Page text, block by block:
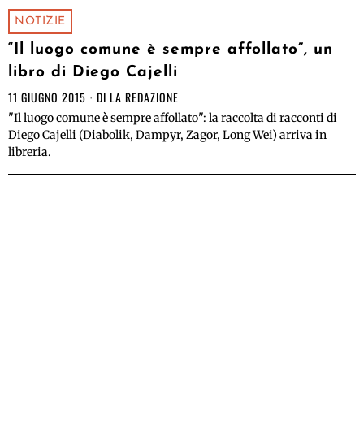
NOTIZIE
“Il luogo comune è sempre affollato”, un
libro di Diego Cajelli
11 GIUGNO 2015 DI LA REDAZIONE
"Il luogo comune è sempre affollato": la raccolta di racconti di
Diego Cajelli (Diabolik, Dampyr, Zagor, Long Wei) arriva in
libreria.